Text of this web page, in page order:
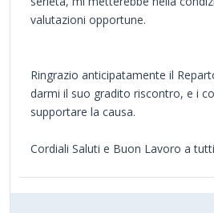
valutazioni opportune.
Ringrazio anticipatamente il
darmi il suo gradito riscontro, e i
supportare la causa.
Cordiali Saluti e Buon Lavoro a